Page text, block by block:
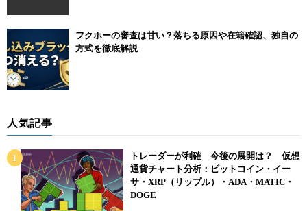
フクホーの審査は甘い？落ちる原因や在籍確認、独自の
方式を徹底解説
人気記事
トレーダーが利確 今後の展開は？ 仮想
通貨チャート分析：ビットコイン・イー
サ・XRP（リップル）・ADA・MATIC・
DOGE